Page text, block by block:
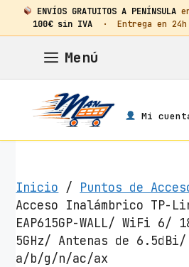
ENVÍOS GRATUITOS A PENÍNSULA
100€ sin IVA· Entrega en 24h
contenido
Menú
Mi
Inicio / Puntos de
Acceso Inalámbrico TP-
EAP615GP-WALL/ WiFi 6/
5GHz/ Antenas de
a/b/g/n/ac/ax